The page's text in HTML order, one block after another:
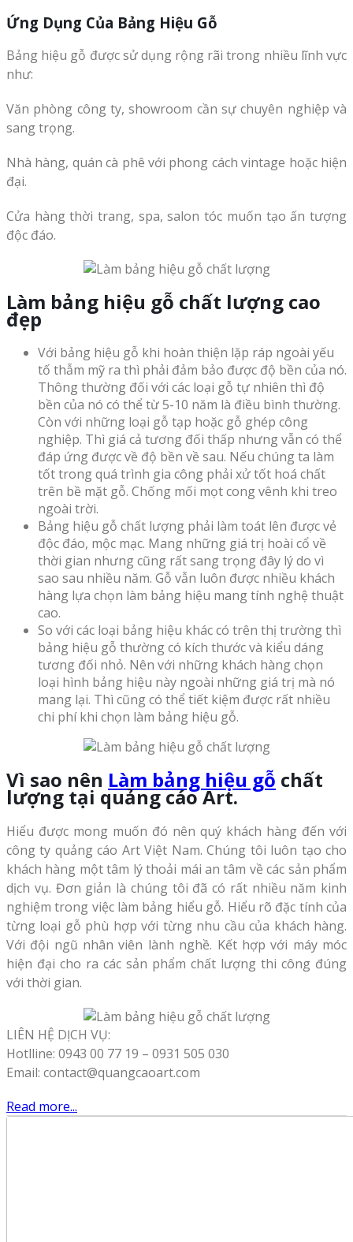
Ứng Dụng Của Bảng Hiệu Gỗ
Bảng hiệu gỗ được sử dụng rộng rãi trong nhiều lĩnh vực
như:
Văn phòng công ty, showroom cần sự chuyên nghiệp và
sang trọng.
Nhà hàng, quán cà phê với phong cách vintage hoặc hiện
đại.
Cửa hàng thời trang, spa, salon tóc muốn tạo ấn tượng
độc đáo.
Làm bảng hiệu gỗ chất lượng cao
đẹp
Với bảng hiệu gỗ khi hoàn thiện lặp ráp ngoài yếu
tố thẫm mỹ ra thì phải đảm bảo được độ bền của nó.
Thông thường đối với các loại gỗ tự nhiên thì độ
bền của nó có thể từ 5-10 năm là điều bình thường.
Còn với những loại gỗ tạp hoặc gỗ ghép công
nghiệp. Thì giá cả tương đối thấp nhưng vẫn có thể
đáp ứng được về độ bền về sau. Nếu chúng ta làm
tốt trong quá trình gia công phải xử tốt hoá chất
trên bề mặt gỗ. Chống mối mọt cong vênh khi treo
ngoài trời.
Bảng hiệu gỗ chất lượng phải làm toát lên được vẻ
độc đáo, mộc mạc. Mang những giá trị hoài cổ về
thời gian nhưng cũng rất sang trọng đây lý do vì
sao sau nhiều năm. Gỗ vẫn luôn được nhiều khách
hàng lựa chọn làm bảng hiệu mang tính nghệ thuật
cao.
So với các loại bảng hiệu khác có trên thị trường thì
bảng hiệu gỗ thường có kích thước và kiểu dáng
tương đối nhỏ. Nên với những khách hàng chọn
loại hình bảng hiệu này ngoài những giá trị mà nó
mang lại. Thì cũng có thể tiết kiệm được rất nhiều
chi phí khi chọn làm bảng hiệu gỗ.
Vì sao nên Làm bảng hiệu gỗ chất
lượng tại quảng cáo Art.
Hiểu được mong muốn đó nên quý khách hàng đến với
công ty quảng cáo Art Việt Nam. Chúng tôi luôn tạo cho
khách hàng một tâm lý thoải mái an tâm về các sản phẩm
dịch vụ. Đơn giản là chúng tôi đã có rất nhiều năm kinh
nghiệm trong việc làm bảng hiểu gỗ. Hiểu rõ đặc tính của
từng loại gỗ phù hợp với từng nhu cầu của khách hàng.
Với đội ngũ nhân viên lành nghề. Kết hợp với máy móc
hiện đại cho ra các sản phẩm chất lượng thi công đúng
với thời gian.
LIÊN HỆ DỊCH VỤ:
Hotlline: 0943 00 77 19 – 0931 505 030
Email: contact@quangcaoart.com
Read more...